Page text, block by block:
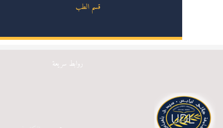
قسم الطب
روابط سريعة